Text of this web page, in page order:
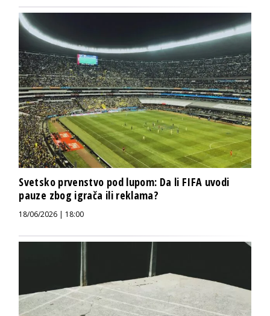
Svetsko prvenstvo pod lupom: Da li FIFA uvodi
pauze zbog igrača ili reklama?
18/06/2026 | 18:00